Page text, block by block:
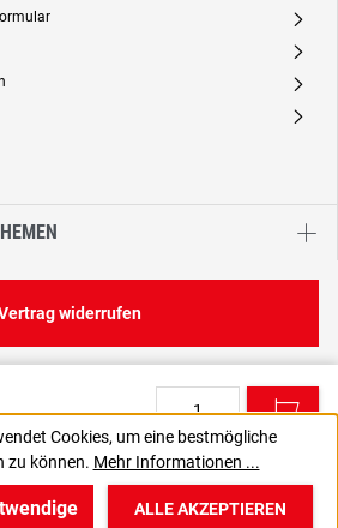
C
A
A
A
A
widerrufen
Cookies, um eine bestmögliche
zu können. Mehr Informationen ...
ALLE AKZEPTIEREN